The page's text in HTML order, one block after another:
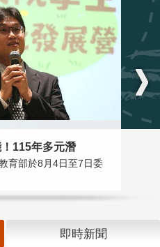
115年多元潛
育部於8月4日至7日委
即時新聞